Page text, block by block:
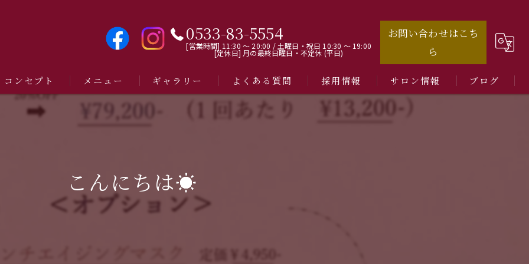
0533-83-5554
[営業時間] 11:30 〜 20:00 / 土曜日・祝日 10:30 ～ 19:00
[定休日] 月の最終日曜日・不定休 (平日)
お問い合わせはこち
ら
コンセプト メニュー ギャラリー よくある質問 採用情報 サロン情報 ブログ
こんにちは☀️